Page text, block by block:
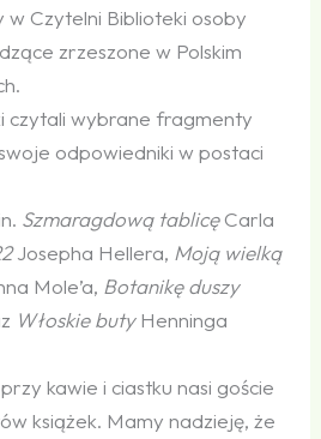
w Czytelni Biblioteki osoby
zrzeszone w Polskim
czytali wybrane fragmenty
odpowiedniki w postaci
Szmaragdową tablicęCarla
Josepha Hellera, Moją wielką
Mole’a, Botanikę duszy
Włoskie butyHenninga
kawie i ciastku nasi goście
książek. Mamy nadzieję, że